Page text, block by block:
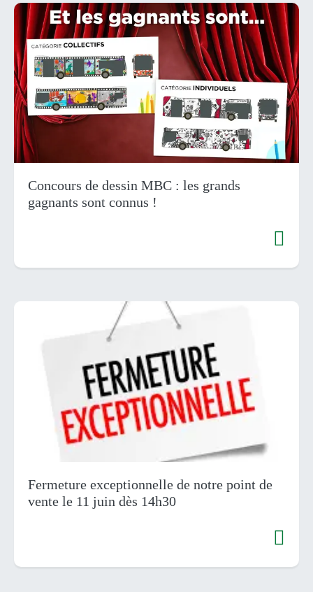
Concours de dessin MBC : les grands
gagnants sont connus !
Fermeture exceptionnelle de notre point de
vente le 11 juin dès 14h30